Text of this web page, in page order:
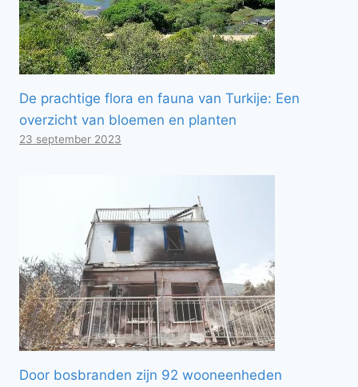
De prachtige flora en fauna van Turkije: Een
overzicht van bloemen en planten
23 september 2023
Door bosbranden zijn 92 wooneenheden